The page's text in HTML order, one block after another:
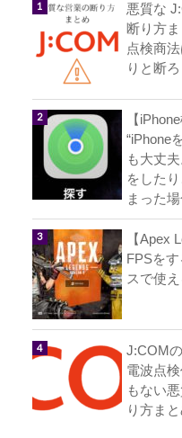
悪質な
断り方
点検商
りと断ろ
【
“iPhone
も大丈
をした
まった
【Apex
FPSを
スで使
J:COM
電波点
もない
り方ま